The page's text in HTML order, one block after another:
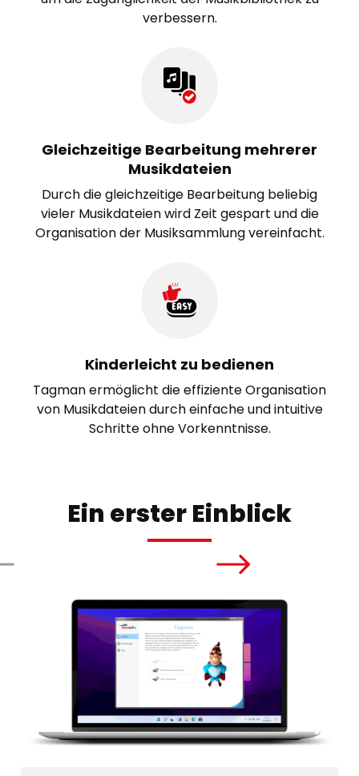
verbessern.
Gleichzeitige Bearbeitung mehrerer
Musikdateien
Durch die gleichzeitige Bearbeitung beliebig
vieler Musikdateien wird Zeit gespart und die
Organisation der Musiksammlung vereinfacht.
Kinderleicht zu bedienen
Tagman ermöglicht die effiziente Organisation
von Musikdateien durch einfache und intuitive
Schritte ohne Vorkenntnisse.
Ein erster Einblick